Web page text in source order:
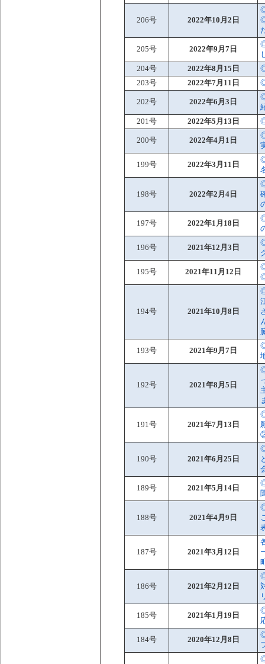
206号 2022年10月2日
205号 2022年9月7日
204号
2022年8月15日
203号
2022年7月11日
202号 2022年6月3日
201号
2022年5月13日
200号 2022年4月1日
199号 2022年3月11日
198号 2022年2月4日
197号 2022年1月18日
196号 2021年12月3日
195号 2021年11月12日
194号 2021年10月8日
193号 2021年9月7日
192号 2021年8月5日
191号 2021年7月13日
190号 2021年6月25日
189号 2021年5月14日
188号 2021年4月9日
187号 2021年3月12日
186号 2021年2月12日
185号 2021年1月19日
184号 2020年12月8日